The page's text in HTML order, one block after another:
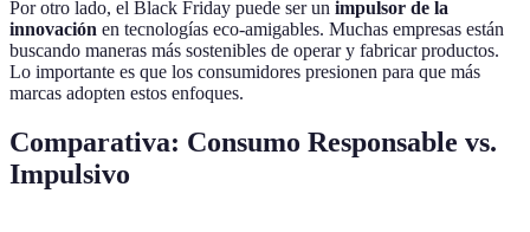
Por otro lado, el Black Friday puede ser un impulsor de la
innovación en tecnologías eco-amigables. Muchas empresas están
buscando maneras más sostenibles de operar y fabricar productos.
Lo importante es que los consumidores presionen para que más
marcas adopten estos enfoques.
Comparativa: Consumo Responsable vs.
Impulsivo